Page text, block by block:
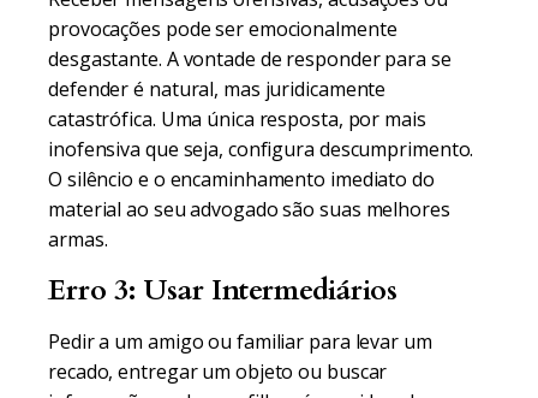
provocações pode ser emocionalmente
desgastante. A vontade de responder para se
defender é natural, mas juridicamente
catastrófica. Uma única resposta, por mais
inofensiva que seja, configura descumprimento.
O silêncio e o encaminhamento imediato do
material ao seu advogado são suas melhores
armas.
Erro 3: Usar Intermediários
Pedir a um amigo ou familiar para levar um
recado, entregar um objeto ou buscar